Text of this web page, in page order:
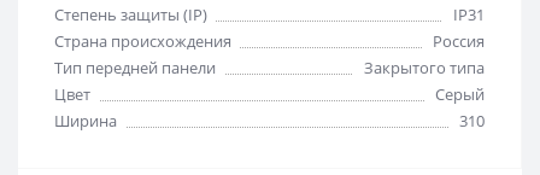
Степень защиты (IP)
IP31
Страна происхождения
Россия
Тип передней панели
Закрытого типа
Цвет
Серый
Ширина
310